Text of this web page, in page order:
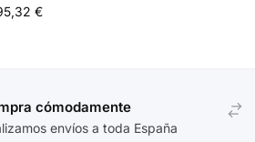
€
cómodamente
envíos a toda España